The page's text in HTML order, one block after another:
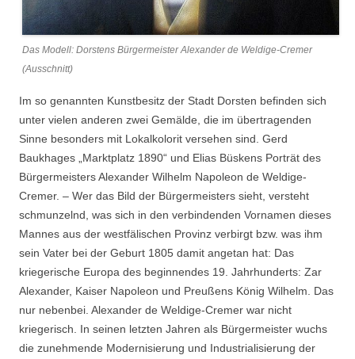
Das Modell: Dorstens Bürgermeister Alexander de Weldige-Cremer
(Ausschnitt)
Im so genannten Kunstbesitz der Stadt Dorsten befinden sich
unter vielen anderen zwei Gemälde, die im übertragenden
Sinne besonders mit Lokalkolorit versehen sind. Gerd
Baukhages „Marktplatz 1890“ und Elias Büskens Porträt des
Bürgermeisters Alexander Wilhelm Napoleon de Weldige-
Cremer. – Wer das Bild der Bürgermeisters sieht, versteht
schmunzelnd, was sich in den verbindenden Vornamen dieses
Mannes aus der westfälischen Provinz verbirgt bzw. was ihm
sein Vater bei der Geburt 1805 damit angetan hat: Das
kriegerische Europa des beginnendes 19. Jahrhunderts: Zar
Alexander, Kaiser Napoleon und Preußens König Wilhelm. Das
nur nebenbei. Alexander de Weldige-Cremer war nicht
kriegerisch. In seinen letzten Jahren als Bürgermeister wuchs
die zunehmende Modernisierung und Industrialisierung der